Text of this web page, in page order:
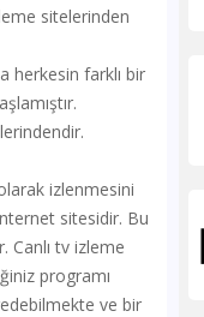
sitelerinden
farklı bir
izlenmesini
sitesidir. Bu
Canlı tv izleme
programı
ve bir